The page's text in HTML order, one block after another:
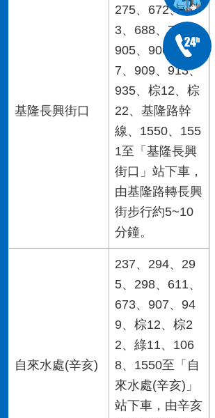
基隆長興街口
275、672、67
3、688、707、
905、906、90
7、909、913、
935、棕12、棕
22、基隆路幹
線、1550、155
1至「基隆長興
街口」站下車，
由基隆路轉長興
街步行約5~10
分鐘。
自來水處(辛亥)
237、294、29
5、298、611、
673、907、94
9、棕12、棕2
2、綠11、106
8、1550至「自
來水處(辛亥)」
站下車，由辛亥